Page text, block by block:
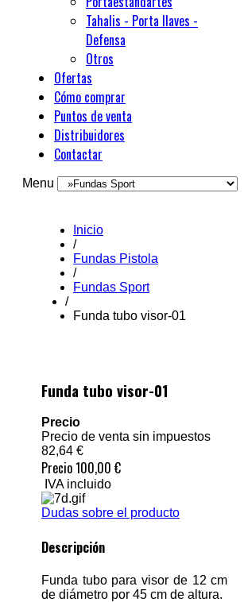
Tahalis - Porta llaves -
Defensa
Otros
Ofertas
Cómo comprar
Puntos de venta
Distribuidores
Contactar
Menu
Inicio
/
Fundas Pistola
/
Fundas Sport
/
Funda tubo visor-01
Funda tubo visor-01
Precio
Precio de venta sin impuestos
82,64 €
Precio100,00 €
IVA incluido
Dudas sobre el producto
Descripción
Funda tubo para visor de 12 cm
de diámetro por 45 cm de altura.